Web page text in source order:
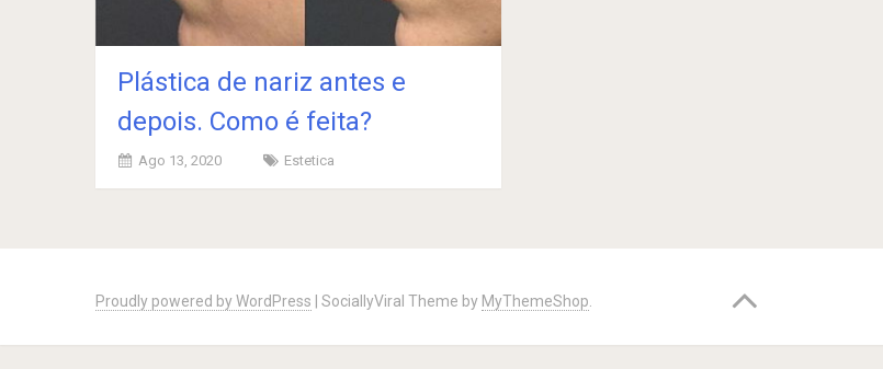
Plástica de nariz antes e
depois. Como é feita?
Ago 13, 2020 Estetica
navigation
Proudly powered by WordPress SociallyViral Theme by MyThemeShop